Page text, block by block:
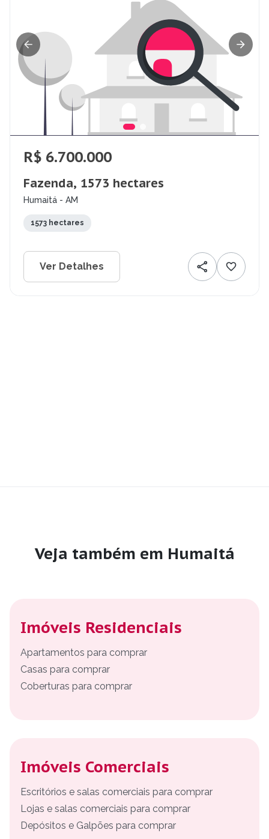
R$ 6.700.000
Fazenda, 1573 hectares
Humaitá - AM
1573 hectares
Ver Detalhes
Veja também em Humaitá
Imóveis Residenciais
Apartamentos para comprar
Casas para comprar
Coberturas para comprar
Imóveis Comerciais
Escritórios e salas comerciais para comprar
Lojas e salas comerciais para comprar
Depósitos e Galpões para comprar